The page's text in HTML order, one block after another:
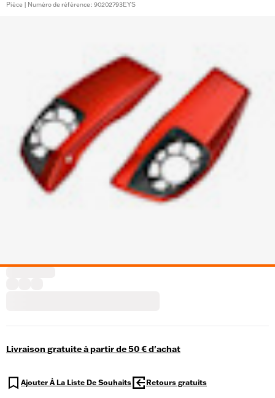
Pièce | Numéro de référence : 90202793EYS
Livraison gratuite à partir de 50 € d'achat
Ajouter À La Liste De Souhaits Retours gratuits